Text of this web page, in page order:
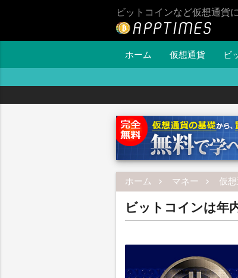
ビットコインなど仮想通貨
ホーム 仮想通貨 ビ
ホーム マネー 仮
ビットコインは年